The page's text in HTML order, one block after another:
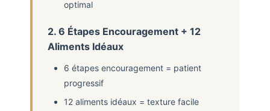
optimal
2. 6 Étapes Encouragement + 12
Aliments Idéaux
6 étapes encouragement = patient
progressif
12 aliments idéaux = texture facile